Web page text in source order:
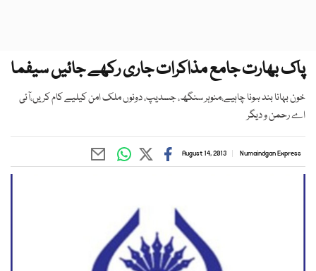
پاک بھارت جامع مذاکرات جاری رکھے جائیں سیفما
خون بہانا بند ہونا چاہیے،منوہر سنگھ، جسدیپ، دونوں ملک امن کیلیے کام کریں،آئی
اے رحمن و دیگر
Numaindgan Express
August 14, 2013